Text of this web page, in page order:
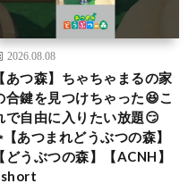
2026.08.08
【あつ森】ちゃちゃまるの家
合鍵を見つけちゃった😆こ
で自由に入りたい放題😏
【あつまれどうぶつの森】
【どうぶつの森】【ACNH】